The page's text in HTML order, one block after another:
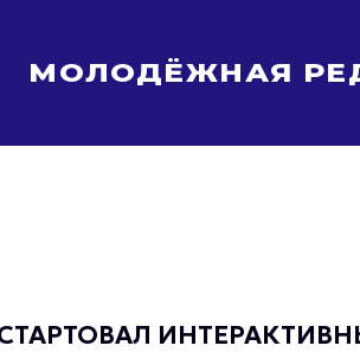
МОЛОДЁЖНАЯ
Молодёжь Москвы спортивная